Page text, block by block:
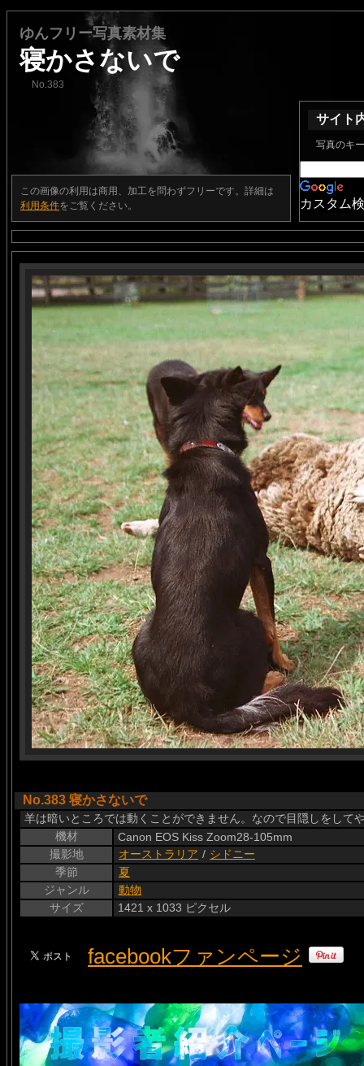
ゆんフリー写真素材集
寝かさないで
No.383
この画像の利用は商用、加工を問わずフリーです。詳細は
利用条件をご覧ください。
サイト
写真のキ
カスタム
No.383 寝かさないで
羊は暗いところでは動くことができません。なので目隠しをして
機材
Canon EOS Kiss Zoom28-105mm
撮影地
オーストラリア / シドニー
季節
夏
ジャンル
動物
サイズ
1421 x 1033 ピクセル
facebookファンページ